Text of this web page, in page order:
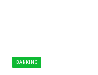
BANKING